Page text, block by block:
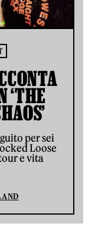
‘THE
per sei
Loose
e vita